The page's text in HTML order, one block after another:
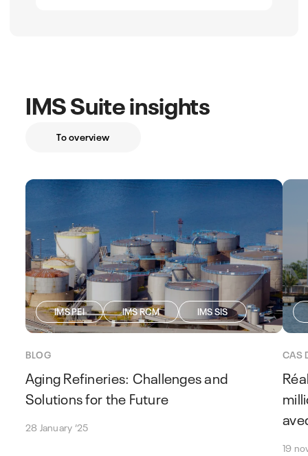
IMS Suite insights
To overview
IMS PEI IMS RCM IMS SIS
BLOG
Aging Refineries: Challenges and
Solutions for the Future
28 January ’25
CAS
19